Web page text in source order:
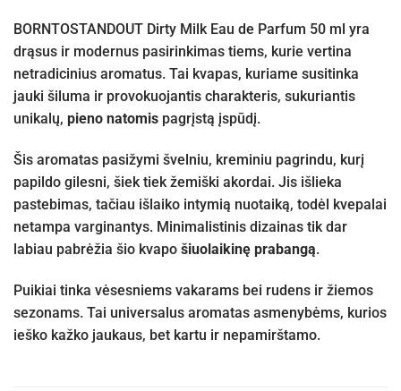
BORNTOSTANDOUT Dirty Milk Eau de Parfum 50 ml yra
drąsus ir modernus pasirinkimas tiems, kurie vertina
netradicinius aromatus. Tai kvapas, kuriame susitinka
jauki šiluma ir provokuojantis charakteris, sukuriantis
unikalų, pieno natomis pagrįstą įspūdį.
Šis aromatas pasižymi švelniu, kreminiu pagrindu, kurį
papildo gilesni, šiek tiek žemiški akordai. Jis išlieka
pastebimas, tačiau išlaiko intymią nuotaiką, todėl kvepalai
netampa varginantys. Minimalistinis dizainas tik dar
labiau pabrėžia šio kvapo šiuolaikinę prabangą.
Puikiai tinka vėsesniems vakarams bei rudens ir žiemos
sezonams. Tai universalus aromatas asmenybėms, kurios
ieško kažko jaukaus, bet kartu ir nepamirštamo.